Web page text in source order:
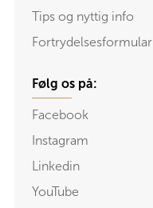
Tips og nyttig info
Fortrydelsesformular
Følg os på:
Facebook
Instagram
Linkedin
YouTube